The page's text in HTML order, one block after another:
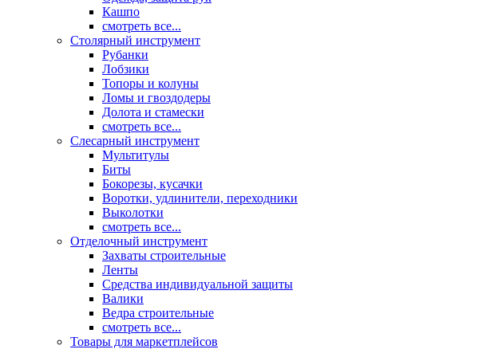
Кашпо
смотреть все...
Столярный инструмент
Рубанки
Лобзики
Топоры и колуны
Ломы и гвоздодеры
Долота и стамески
смотреть все...
Слесарный инструмент
Мультитулы
Биты
Бокорезы, кусачки
Воротки, удлинители, переходники
Выколотки
смотреть все...
Отделочный инструмент
Захваты строительные
Ленты
Средства индивидуальной защиты
Валики
Ведра строительные
смотреть все...
Товары для маркетплейсов